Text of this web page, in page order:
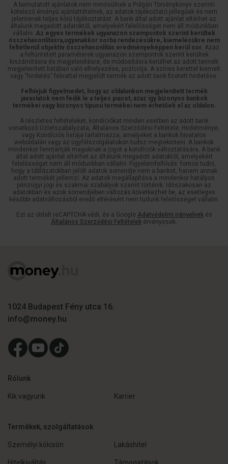
A bemutatott ajánlatok nem minősülnek a Polgári Törvénykönyv szerinti
kötelező érvényű ajánlattételnek, az adatok tájékoztató jellegűek és nem
jelentenek teljes körű tájékoztatást. A bank által adott ajánlat eltérhet az
általunk megadott adatoktól, amelyekért felelősséget nem áll módunkban
vállalni. Az egyes termékek ugyanazon szempontok szerint kerültek
összehasonlításra,ugyanakkor sorba rendezésükre, kiemelésükre nem
feltétlenül objektív összehasonlítás eredményeképpen kerül sor. Azaz
a feltüntetett paraméterek ugyanazon szempontok szerint kerültek
kiszámításra és megjelenítésre, de módosításra kerülhet az adott termék
megjelenített listában való elhelyezése, pozíciója. A színes kerettel kiemelt
vagy "hirdetés" felirattal megjelölt termék az adott bank fizetett hirdetése.
Felhívjuk figyelmedet, hogy az oldalunkon megjelenített termék
javaslatok nem fedik le a teljes piacot, azaz így bizonyos bankok
termékei vagy bizonyos típusú termékei nem érhetőek el az oldalon.
A részletes feltételeket, kondíciókat minden esetben az adott bank
vonatkozó Üzletszabályzata, Általános Szerződési Feltétele, Hirdetménye,
vagy Kondíciós listája tartalmazza, amelyeket a bankok hivatalos
weboldalán vagy az ügyfélszolgálatokon tudsz megtekinteni. A bankok
mindenkor fenntartják maguknak a jogot a kondíciók változtatására. A bank
által adott ajánlat eltérhet az általunk megadott adatoktól, amelyekért
felelősséget nem áll módunkban vállalni. Figyelemfelhívás: fontos tudni,
hogy a táblázatokban jelölt adatok sorrendje nem a bankot, hanem annak
adott termékét jellemzi. Az adatok megállapítása a mindenkor hatályos
pénzügyi jogi és szakmai szabályok szerint történik. Időszakosan az
adatokban és azok sorrendjében változás következhet be, az esetleges
későbbi adatváltozásból eredő eltérésért nem tudunk felelősséget vállalni.
Ezt az oldalt reCAPTCHA védi, és a Google Adatvédelmi irányelvekés
Általános Szerződési Feltételek érvényesek.
1024 Budapest Fény utca 16.
info@money.hu
Rólunk
Kik vagyunk Karrier
Termékek, szolgáltatások
Személyi kölcsön Lakáshitel
Hitelkiváltás Támogatások